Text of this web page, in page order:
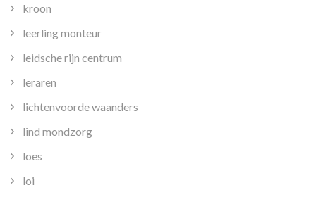
kroon
leerling monteur
leidsche rijn centrum
leraren
lichtenvoorde waanders
lind mondzorg
loes
loi